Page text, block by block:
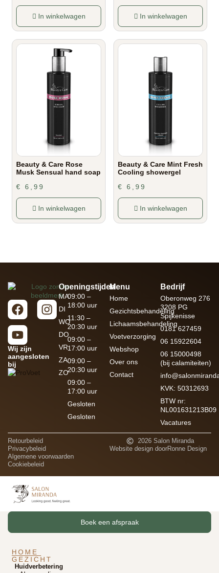
In winkelwagen In winkelwagen
Beauty & Care Rose
Musk Sensual hand soap
€
6,99
In winkelwagen
Beauty & Care Mint Fresh
Cooling showergel
€
6,99
In winkelwagen
Wij zijn
aangesloten
bij
Openingstijden
MA
DI
WO
DO
VR
ZA
ZO
09:00 –
18:00 uur
11:30 –
20:30 uur
09:00 –
17:00 uur
09:00 –
20:30 uur
09:00 –
17:00 uur
Gesloten
Gesloten
Menu
Home
Gezichtsbehandeling
Lichaamsbehandeling
Voetverzorging
Webshop
Over ons
Contact
Bedrijf
Oberonweg 276
3208 PG
Spijkenisse
0181 627459
06 15922604
06 15000498
(bij calamiteiten)
KVK: 50312693
BTW nr:
NL001631213B09
Vacatures
2026 Salon Miranda
Website design doorRonne Design
Retourbeleid
Privacybeleid
Algemene voorwaarden
Cookiebeleid
Boek een afspraak
HOME
GEZICHT
Huidverbetering